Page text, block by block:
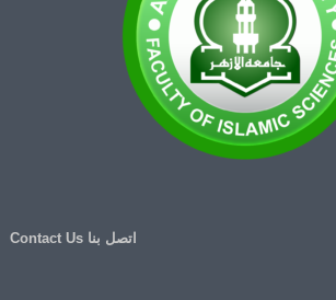
اتصل بنا Contact Us